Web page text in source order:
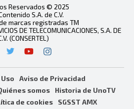
Reservados © 2025
S.A. de C.V.
marcas registradas TM
DE TELECOMUNICACIONES, S.A. DE
(CONSERTEL)
Aviso de Privacidad
somos
Historia de UnoTV
de cookies SGSST AMX